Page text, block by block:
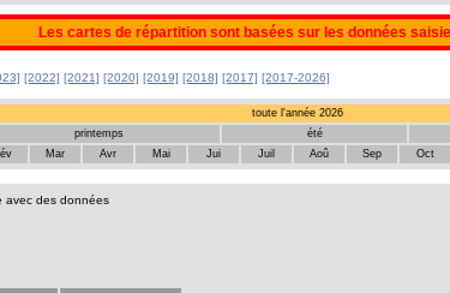
Les cartes de répartition sont basées sur les données
[2022] [2021] [2020] [2019] [2018] [2017] [2017-2026]
toute l'année 2026
printemps été
Mar Avr Mai Jui Juil Aoû Sep Oct
avec des données